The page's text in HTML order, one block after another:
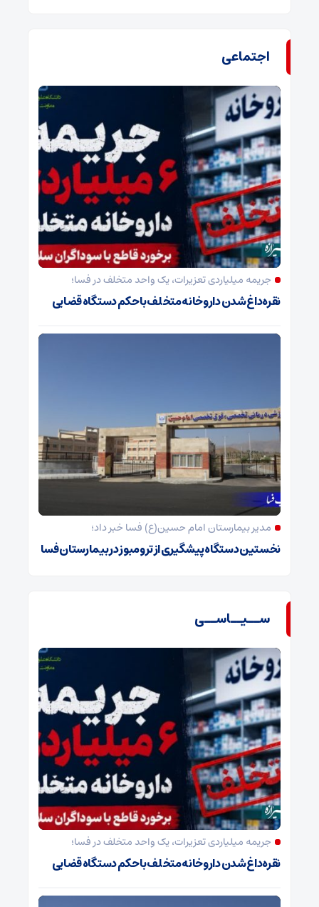
اجتماعی
جریمه میلیاردی تعزیرات، یک واحد متخلف در فسا؛
نقره‌داغ شدن داروخانه متخلف با حکم دستگاه قضایی
مدیر بیمارستان امام حسین(ع) فسا خبر داد؛
نخستین دستگاه پیشگیری از ترومبوز در بیمارستان فسا
ســیــاســی
جریمه میلیاردی تعزیرات، یک واحد متخلف در فسا؛
نقره‌داغ شدن داروخانه متخلف با حکم دستگاه قضایی